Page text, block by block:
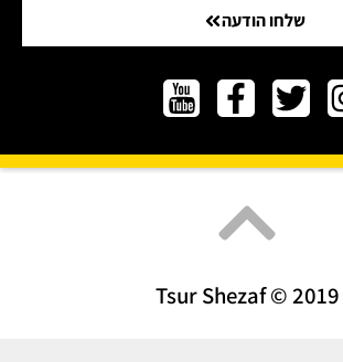
שלחו הודעה
Tsur Shezaf © 2019